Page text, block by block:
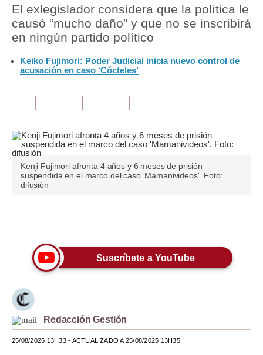
Política
Tu Dinero
Inmobiliarias
Editorial
Pregunta de hoy
Viajes
Moda
Estilos
El exlegislador considera que la política le
causó “mucho daño” y que no se inscribirá
en ningún partido político
Keiko Fujimori: Poder Judicial inicia nuevo control de
acusación en caso ‘Cócteles’
Kenji Fujimori afronta 4 años y 6 meses de prisión
suspendida en el marco del caso 'Mamanivideos'. Foto:
difusión
Suscríbete a YouTube
Redacción Gestión
25/08/2025 13H33- ACTUALIZADO A 25/08/2025 13H35